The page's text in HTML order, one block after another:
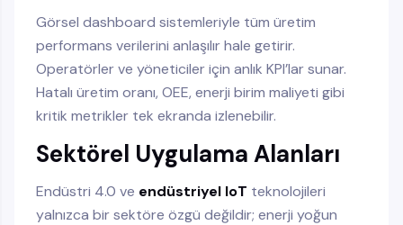
Görsel dashboard sistemleriyle tüm üretim
performans verilerini anlaşılır hale getirir.
Operatörler ve yöneticiler için anlık KPI’lar sunar.
Hatalı üretim oranı, OEE, enerji birim maliyeti gibi
kritik metrikler tek ekranda izlenebilir.
Sektörel Uygulama Alanları
Endüstri 4.0 ve endüstriyel IoT teknolojileri
yalnızca bir sektöre özgü değildir; enerji yoğun